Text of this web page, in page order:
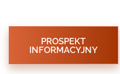
PROSPEKT
INFORMACYJNY